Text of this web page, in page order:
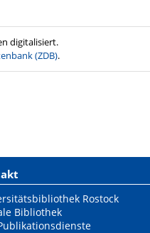
digitalisiert.
(ZDB).
Rostock
Bibliothek